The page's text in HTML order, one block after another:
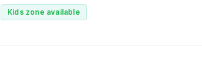
Kids zone available